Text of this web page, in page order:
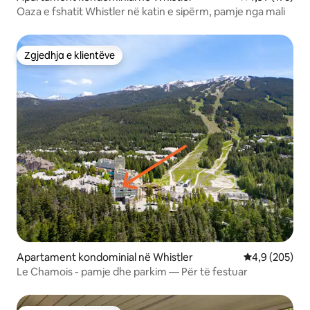
Oaza e fshatit Whistler në katin e sipërm, pamje nga mali
Zgjedhja e klientëve
Zgjedhja e klientëve
Apartament kondominial në Whistler Vlerësimi
4,9 (205)
Le Chamois - pamje dhe parkim — Për të festuar